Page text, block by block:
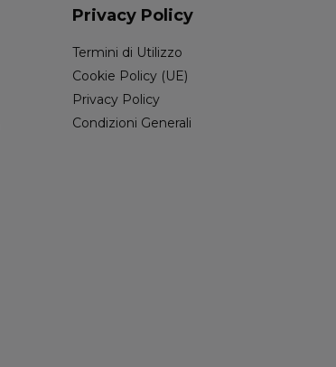
Privacy Policy
Termini di Utilizzo
Cookie Policy (UE)
Privacy Policy
Condizioni Generali